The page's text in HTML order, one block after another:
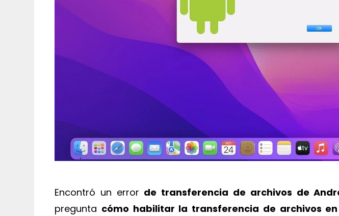
Encontró un error de transferencia de archivos de
pregunta cómo habilitar la transferencia de archivos